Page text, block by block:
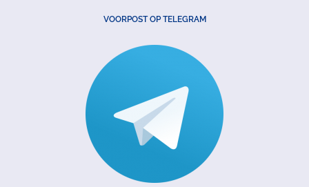
VOORPOST OP TELEGRAM